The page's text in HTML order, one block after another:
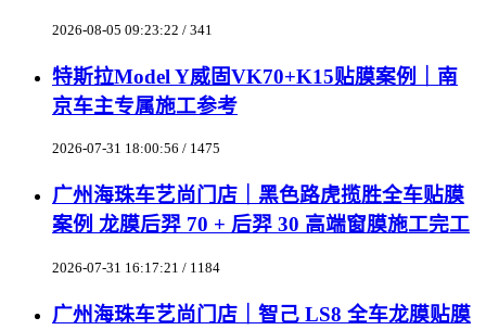
2026-08-05 09:23:22 / 341
特斯拉Model Y威固VK70+K15贴膜案例｜南
京车主专属施工参考
2026-07-31 18:00:56 / 1475
广州海珠车艺尚门店｜黑色路虎揽胜全车贴膜
案例 龙膜后羿 70 + 后羿 30 高端窗膜施工完工
2026-07-31 16:17:21 / 1184
广州海珠车艺尚门店｜智己 LS8 全车龙膜贴膜